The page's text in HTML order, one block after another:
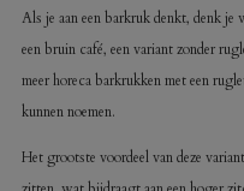
Als je aan een barkruk denkt, denk je
een bruin café, een variant zonder
meer horeca barkrukken met een
kunnen noemen.
Het grootste voordeel van deze